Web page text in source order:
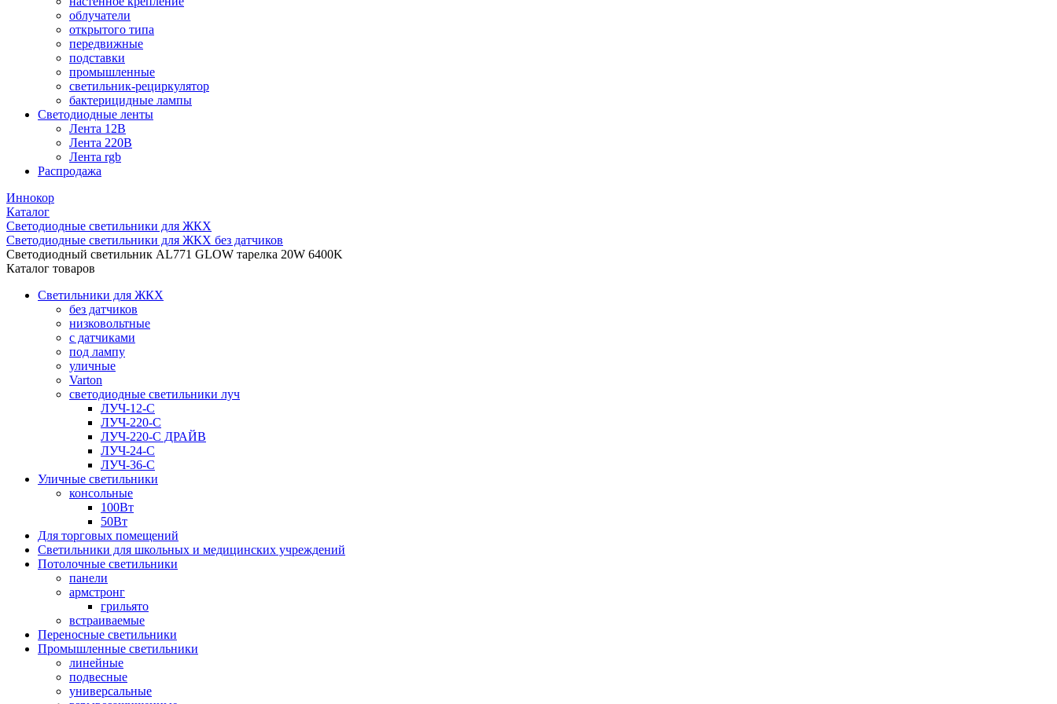
облучатели
открытого типа
передвижные
подставки
промышленные
светильник-рециркулятор
бактерицидные лампы
Светодиодные ленты
Лента 12В
Лента 220В
Лента rgb
Распродажа
Иннокор
Каталог
Светодиодные светильники для ЖКХ
Светодиодные светильники для ЖКХ без датчиков
Светодиодный светильник AL771 GLOW тарелка 20W 6400K
Каталог товаров
Светильники для ЖКХ
без датчиков
низковольтные
с датчиками
под лампу
уличные
Varton
светодиодные светильники луч
ЛУЧ-12-С
ЛУЧ-220-С
ЛУЧ-220-С ДРАЙВ
ЛУЧ-24-С
ЛУЧ-36-С
Уличные светильники
консольные
100Вт
50Вт
Для торговых помещений
Светильники для школьных и медицинских учреждений
Потолочные светильники
панели
армстронг
грильято
встраиваемые
Переносные светильники
Промышленные светильники
линейные
подвесные
универсальные